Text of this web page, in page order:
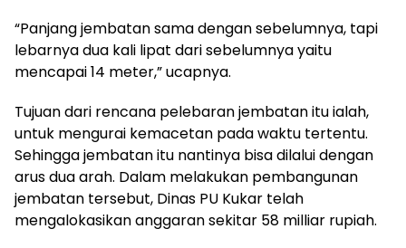
“Panjang jembatan sama dengan sebelumnya, tapi
lebarnya dua kali lipat dari sebelumnya yaitu
mencapai 14 meter,” ucapnya.
Tujuan dari rencana pelebaran jembatan itu ialah,
untuk mengurai kemacetan pada waktu tertentu.
Sehingga jembatan itu nantinya bisa dilalui dengan
arus dua arah. Dalam melakukan pembangunan
jembatan tersebut, Dinas PU Kukar telah
mengalokasikan anggaran sekitar 58 milliar rupiah.